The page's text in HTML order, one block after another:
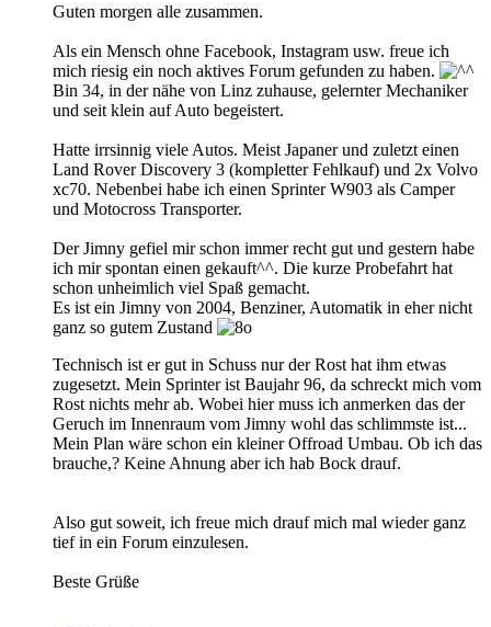
Guten morgen alle zusammen.
Als ein Mensch ohne Facebook, Instagram usw. freue ich
mich riesig ein noch aktives Forum gefunden zu haben.
Bin 34, in der nähe von Linz zuhause, gelernter Mechaniker
und seit klein auf Auto begeistert.
Hatte irrsinnig viele Autos. Meist Japaner und zuletzt einen
Land Rover Discovery 3 (kompletter Fehlkauf) und 2x Volvo
xc70. Nebenbei habe ich einen Sprinter W903 als Camper
und Motocross Transporter.
Der Jimny gefiel mir schon immer recht gut und gestern habe
ich mir spontan einen gekauft^^. Die kurze Probefahrt hat
schon unheimlich viel Spaß gemacht.
Es ist ein Jimny von 2004, Benziner, Automatik in eher nicht
ganz so gutem Zustand
Technisch ist er gut in Schuss nur der Rost hat ihm etwas
zugesetzt. Mein Sprinter ist Baujahr 96, da schreckt mich vom
Rost nichts mehr ab. Wobei hier muss ich anmerken das der
Geruch im Innenraum vom Jimny wohl das schlimmste ist...
Mein Plan wäre schon ein kleiner Offroad Umbau. Ob ich das
brauche,? Keine Ahnung aber ich hab Bock drauf.
Also gut soweit, ich freue mich drauf mich mal wieder ganz
tief in ein Forum einzulesen.
Beste Grüße